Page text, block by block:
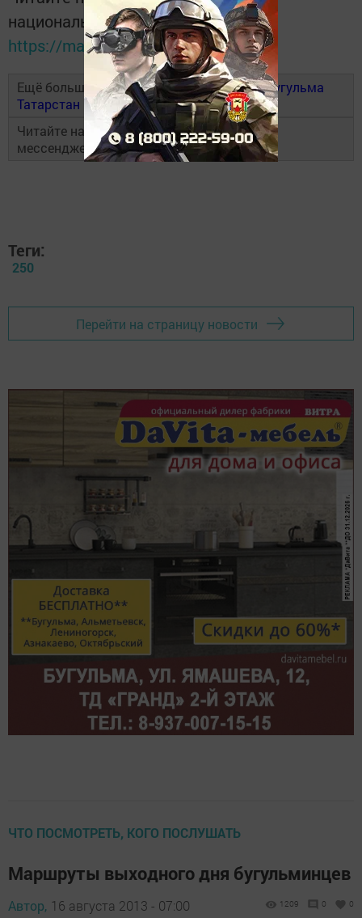
национальном мессенджере MАХ:
https://max.ru/tatmedia
Ещё больше новостей в Telegram-каналеБугульма
Татарстан
Читайте наши новости в национальном
мессенджереMAXи в«Дзен»
Теги:
250
Перейти на страницу новости
ЧТО ПОСМОТРЕТЬ, КОГО ПОСЛУШАТЬ
Маршруты выходного дня бугульминцев
Автор, 16 августа 2013 - 07:00 1209 0 0